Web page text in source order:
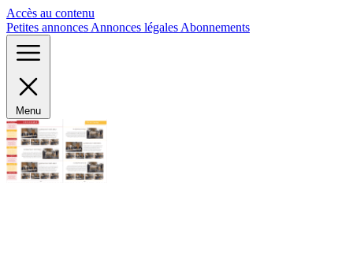
Accès au contenu
Petites annonces Annonces légales Abonnements
Menu
Panneau de gestion des cookies